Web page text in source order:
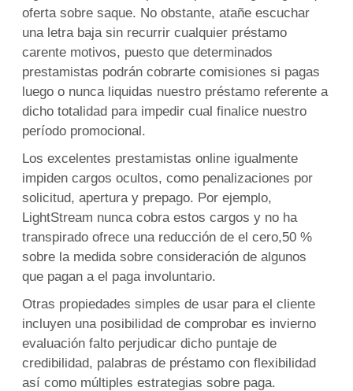
oferta sobre saque. No obstante, atañe escuchar
una letra baja sin recurrir cualquier préstamo
carente motivos, puesto que determinados
prestamistas podrán cobrarte comisiones si pagas
luego o nunca liquidas nuestro préstamo referente a
dicho totalidad para impedir cual finalice nuestro
período promocional.
Los excelentes prestamistas online igualmente
impiden cargos ocultos, como penalizaciones por
solicitud, apertura y prepago. Por ejemplo,
LightStream nunca cobra estos cargos y no ha
transpirado ofrece una reducción de el cero,50 %
sobre la medida sobre consideración de algunos
que pagan a el paga involuntario.
Otras propiedades simples de usar para el cliente
incluyen una posibilidad de comprobar es invierno
evaluación falto perjudicar dicho puntaje de
credibilidad, palabras de préstamo con flexibilidad
así­ como múltiples estrategias sobre paga.